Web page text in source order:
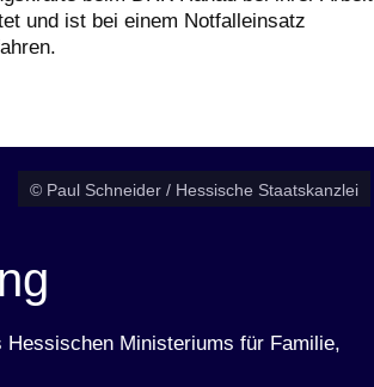
und ist bei einem Notfalleinsatz
© Paul Schneider / Hessische Staatskanzlei
Ministeriums für Familie,